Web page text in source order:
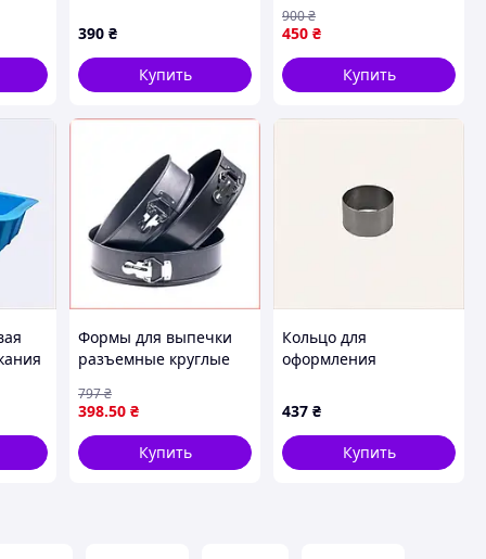
390 ₴
Купить
30 см гладкий ЕТНО
КЕРАМІКА
450 ₴
900₴
Купить
Формы для выпечки
разъемные круглые
антипригарные для
тортов пирогов 3 шт.
398.50 ₴
797₴
Купить
Кольцо для
оформления
Winco 04123,
7M41059X8
437 ₴
Купить